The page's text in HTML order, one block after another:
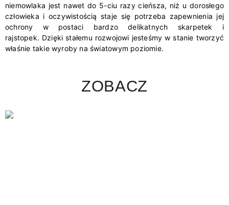
niemowlaka jest nawet do 5-ciu razy cieńsza, niż u dorosłego
człowieka i oczywistością staje się potrzeba zapewnienia jej
ochrony w postaci bardzo delikatnych skarpetek i
rajstopek. Dzięki stałemu rozwojowi jesteśmy w stanie tworzyć
właśnie takie wyroby na światowym poziomie.
ZOBACZ